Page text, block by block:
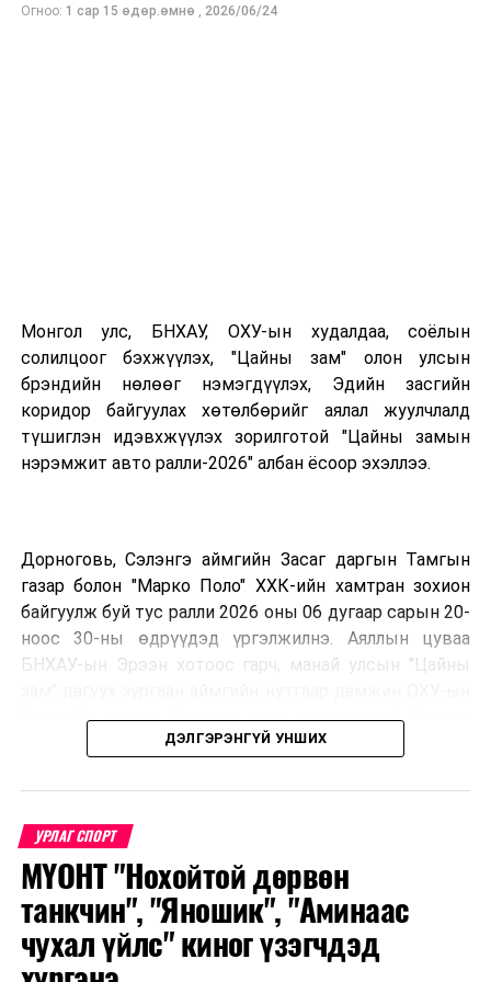
Огноо: 1 сар 15 өдөр.өмнө , 2026/06/24
Монгол улс, БНХАУ, ОХУ-ын худалдаа, соёлын
солилцоог бэхжүүлэх, "Цайны зам" олон улсын
брэндийн нөлөөг нэмэгдүүлэх, Эдийн засгийн
коридор байгуулах хөтөлбөрийг аялал жуулчлалд
түшиглэн идэвхжүүлэх зорилготой "Цайны замын
нэрэмжит авто ралли-2026" албан ёсоор эхэллээ.
Дорноговь, Сэлэнгэ аймгийн Засаг даргын Тамгын
газар болон "Марко Поло" ХХК-ийн хамтран зохион
байгуулж буй тус ралли 2026 оны 06 дугаар сарын 20-
ноос 30-ны өдрүүдэд үргэлжилнэ. Аяллын цуваа
БНХАУ-ын Эрээн хотоос гарч, манай улсын "Цайны
Улаан-Үд хотноо барианд орох маршруттай бөгөөд
улс тус бүрээс авто спорт сонирхогч тамирчдын 10
хэвлэл мэдээллийн төлөөлөл оролцож байна.
Тус автомашинтай брэнд аяллыг зохион байгуулах
шийдвэрийг гурван орны Аялал жуулчлалын сайд
нарын 2025 онд Дархан-Уул аймагт хийсэн IX
уулзалтын үеэр гаргасан бөгөөд энэхүү санаачилгыг
ДЭЛГЭРЭНГҮЙ УНШИХ
УРЛАГ СПОРТ
МҮОНТ "Нохойтой дөрвөн
танкчин", "Яношик", "Аминаас
чухал үйлс" киног үзэгчдэд